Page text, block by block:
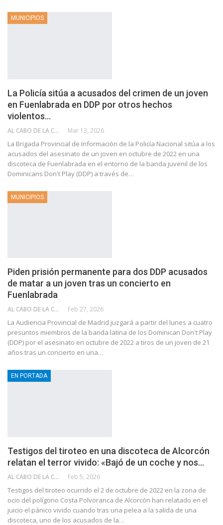
MUNICIPIOS
La Policía sitúa a acusados del crimen de un joven
en Fuenlabrada en DDP por otros hechos
violentos…
AL CABO DE LA CALLE Mar 13, 2026
La Brigada Provincial de Información de la Policía Nacional sitúa a los
acusados del asesinato de un joven en octubre de 2022 en una
discoteca de Fuenlabrada en el entorno de la banda juvenil de los
Dominicans Don't Play (DDP) a través de…
MUNICIPIOS
Piden prisión permanente para dos DDP acusados
de matar a un joven tras un concierto en
Fuenlabrada
AL CABO DE LA CALLE Feb 27, 2026
La Audiencia Provincial de Madrid juzgará a partir del lunes a cuatro
presuntos miembros de la banda latina de los Dominican Don't Play
(DDP) por el asesinato en octubre de 2022 a tiros de un joven de 21
años tras un concierto en una…
EN PORTADA
Testigos del tiroteo en una discoteca de Alcorcón
relatan el terror vivido: «Bajó de un coche y nos…
AL CABO DE LA CALLE Feb 5, 2026
Testigos del tiroteo ocurrido el 2 de octubre de 2022 en la zona de
ocio del polígono Costa Polvoranca de Alcorcón han relatado en el
juicio el pánico vivido cuando tras una pelea a la salida de una
discoteca, uno de los acusados de la…